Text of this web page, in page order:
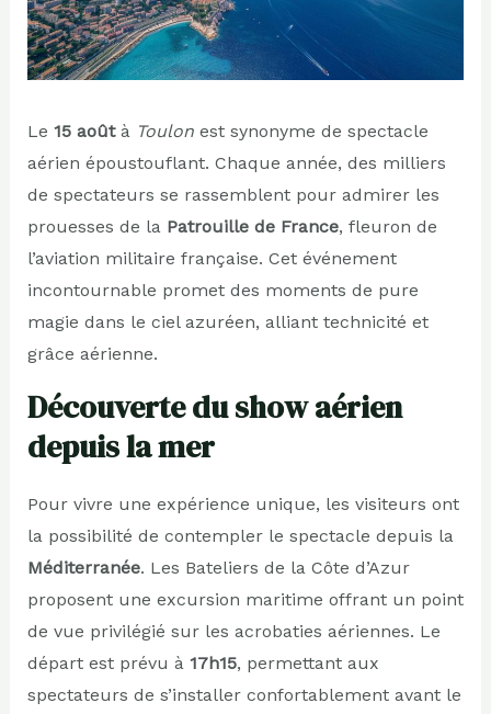
Le 15 aoûtà Toulonest synonyme de spectacle
aérien époustouflant. Chaque année, des milliers
de spectateurs se rassemblent pour admirer les
prouesses de la Patrouille de France, fleuron de
l’aviation militaire française. Cet événement
incontournable promet des moments de pure
magie dans le ciel azuréen, alliant technicité et
grâce aérienne.
Découverte du show aérien
depuis la mer
Pour vivre une expérience unique, les visiteurs ont
la possibilité de contempler le spectacle depuis la
Méditerranée. Les Bateliers de la Côte d’Azur
proposent une excursion maritime offrant un point
de vue privilégié sur les acrobaties aériennes. Le
départ est prévu à 17h15, permettant aux
spectateurs de s’installer confortablement avant le